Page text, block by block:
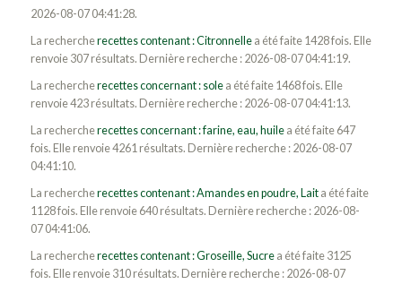
2026-08-07 04:41:28.
La rechercherecettes contenant : Citronnellea été faite 1428 fois. Elle
renvoie 307 résultats. Dernière recherche : 2026-08-07 04:41:19.
La rechercherecettes concernant : solea été faite 1468 fois. Elle
renvoie 423 résultats. Dernière recherche : 2026-08-07 04:41:13.
La rechercherecettes concernant : farine, eau, huilea été faite 647
fois. Elle renvoie 4261 résultats. Dernière recherche : 2026-08-07
04:41:10.
La rechercherecettes contenant : Amandes en poudre, Laita été faite
1128 fois. Elle renvoie 640 résultats. Dernière recherche : 2026-08-
07 04:41:06.
La rechercherecettes contenant : Groseille, Sucrea été faite 3125
fois. Elle renvoie 310 résultats. Dernière recherche : 2026-08-07